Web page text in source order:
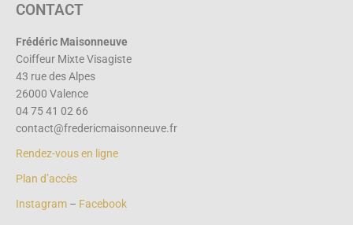
CONTACT
Frédéric Maisonneuve
Coiffeur Mixte Visagiste
43 rue des Alpes
26000 Valence
04 75 41 02 66
contact@fredericmaisonneuve.fr
Rendez-vous en ligne
Plan d’accès
Instagram – Facebook